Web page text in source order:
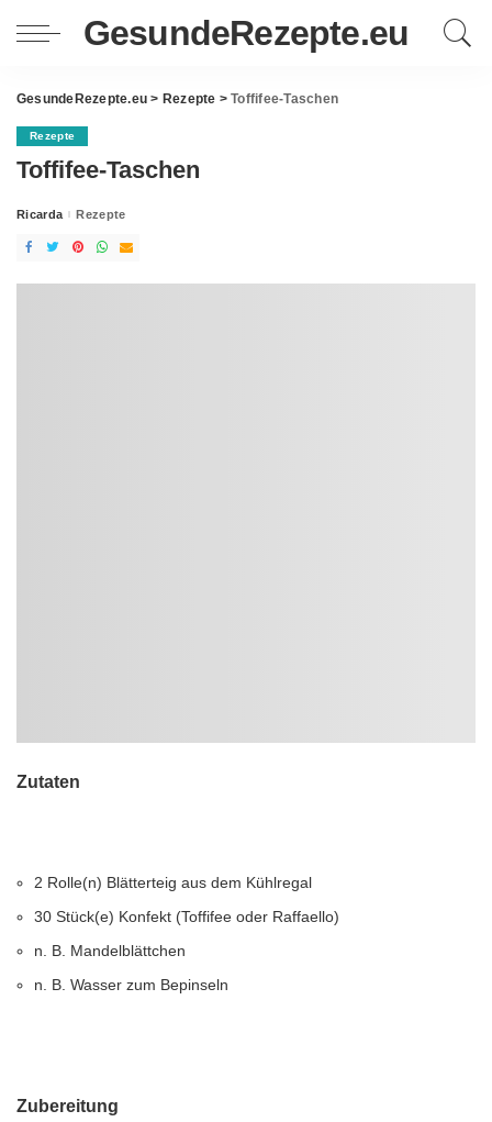
GesundeRezepte.eu
GesundeRezepte.eu > Rezepte >Toffifee-Taschen
Rezepte
Toffifee-Taschen
Posted
Ricarda Rezepte
Zutaten
2 Rolle(n) Blätterteig aus dem Kühlregal
30 Stück(e) Konfekt (Toffifee oder Raffaello)
n. B. Mandelblättchen
n. B. Wasser zum Bepinseln
Zubereitung